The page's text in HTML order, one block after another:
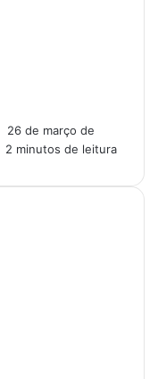
m
e
m
26 de março de
2 minutos de leitura